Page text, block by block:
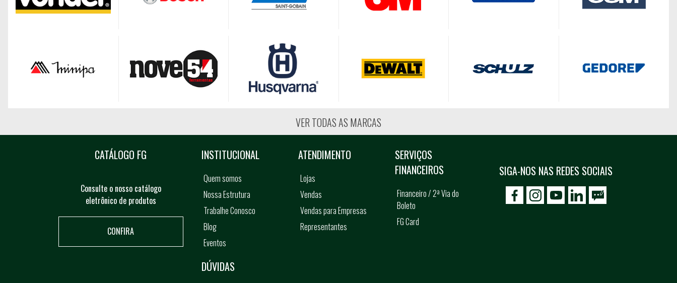
VER TODAS AS MARCAS
CATÁLOGO FG
Consulte o nosso catálogo
eletrônico de produtos
CONFIRA
SIGA-NOS NAS REDES SOCIAIS
icon-facebook
icon-social02icon-social03
INSTITUCIONAL
Quem somos
Nossa Estrutura
Trabalhe Conosco
Blog
Eventos
ATENDIMENTO
Lojas
Vendas
Vendas para Empresas
Representantes
SERVIÇOS
FINANCEIROS
Financeiro / 2ª Via do
Boleto
FG Card
DÚVIDAS